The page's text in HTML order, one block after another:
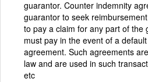
guarantor. Counter indemnity
guarantor to seek
to pay a claim for any part of the
must pay in the event of a
agreement. Such agreements
law and are used in such
etc